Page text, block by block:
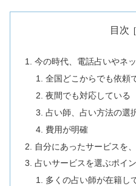
目次
今の時代、電話占いやネ
全国どこからでも依頼
夜間でも対応している
占い師、占い方法の選
費用が明確
自分にあったサービスを
占いサービスを選ぶポイ
多くの占い師が在籍し